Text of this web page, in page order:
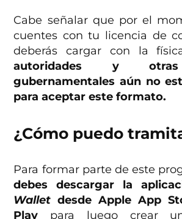
Cabe señalar que por el
cuentes con tu licencia de
deberás cargar con la
autoridades y otras
gubernamentales aún no
para aceptar este formato.
¿Cómo puedo
Para formar parte de este
debes descargar la
Wallet desde Apple App
Play para luego crear